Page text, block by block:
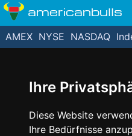
Ihre
Diese Website
Ihre Bedürfnisse
americanbulls
AMEX NYSE NASDAQ